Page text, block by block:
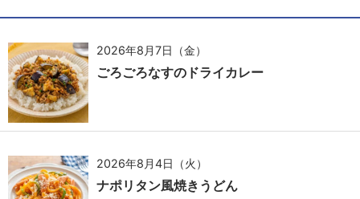
2026年8月7日（金）
ごろごろなすのドライカレー
2026年8月4日（火）
ナポリタン風焼きうどん